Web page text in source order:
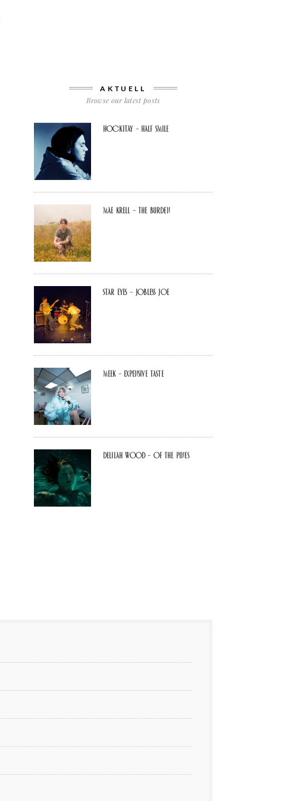
AKTUELL
Browse our latest posts
Hockitay – half smile
Mae Krell – the burden
Star Eyes – Jobless Joe
MEEK – Expensive Taste
Delilah Wood – of the pines